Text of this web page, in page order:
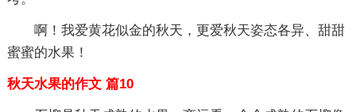
啊！我爱黄花似金的秋天，更爱秋天姿态各异、甜甜
蜜蜜的水果！
秋天水果的作文 篇10